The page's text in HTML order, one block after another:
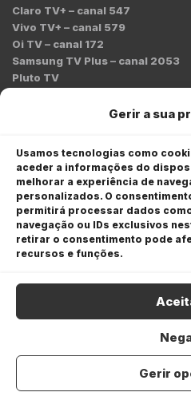
Gerir a sua
Usamos tecnologias como
aceder a informações do
melhorar a experiência de
personalizados. O
permitirá processar dados
navegação ou IDs exclusivos
retirar o consentimento pode
recursos e funções.
Gerir
Claro TV+ – canal 547
Vivo TV+ – canal 579
Oi TV – canal 172
Samsung TV Plus – canal 2053
Pluto TV
redacao@bmcnews.com.br
Comercial:
comercial@bmcnews.com.br
Anuncie na BM&C News
A BM&C News conecta marcas
através de TV, YouTube e
COPYRIGHT © 2026 BM&C